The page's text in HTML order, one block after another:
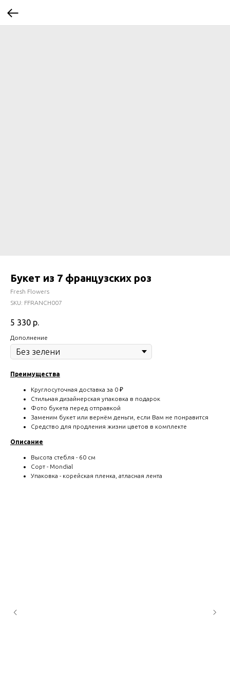
Букет из 7 французских роз
Fresh Flowers
SKU: FFRANCH007
5 330 р.
Дополнение
Преимущества
Круглосуточная доставка за 0 ₽
Стильная дизайнерская упаковка в подарок
Фото букета перед отправкой
Заменим букет или вернём деньги, если Вам не понравится
Средство для продления жизни цветов в комплекте
Описание
Высота стебля - 60 см
Сорт - Mondial
Упаковка - корейская пленка, атласная лента